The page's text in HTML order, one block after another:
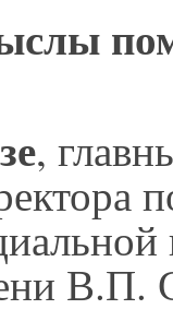
,
В.П.